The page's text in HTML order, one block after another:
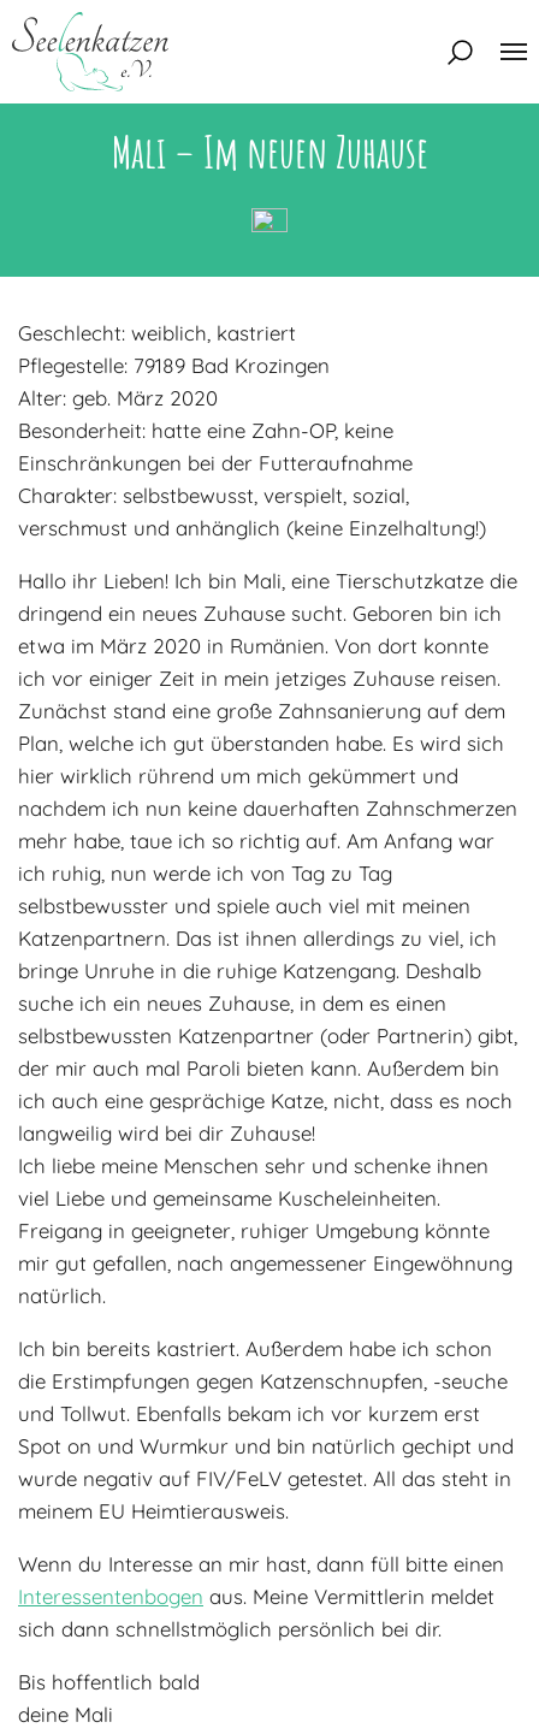
Mitglied werden
Eine Katze adoptieren
Interessentenbogen
Zuhause gesucht
Zuhause gefunden
Regenbogenbrücke
Adoptantenberichte
Infos rund um die Katze
Deine Hilfe
Kontakt
Interessentenbogen
Kontaktformular
FAQ
Blog
Mali – Im neuen Zuhause
Geschlecht: weiblich, kastriert
Pflegestelle: 79189 Bad Krozingen
Alter: geb. März 2020
Besonderheit: hatte eine Zahn-OP, keine
Einschränkungen bei der Futteraufnahme
Charakter: selbstbewusst, verspielt, sozial,
verschmust und anhänglich (keine Einzelhaltung!)
Hallo ihr Lieben! Ich bin Mali, eine Tierschutzkatze die
dringend ein neues Zuhause sucht. Geboren bin ich
etwa im März 2020 in Rumänien. Von dort konnte
ich vor einiger Zeit in mein jetziges Zuhause reisen.
Zunächst stand eine große Zahnsanierung auf dem
Plan, welche ich gut überstanden habe. Es wird sich
hier wirklich rührend um mich gekümmert und
nachdem ich nun keine dauerhaften Zahnschmerzen
mehr habe, taue ich so richtig auf. Am Anfang war
ich ruhig, nun werde ich von Tag zu Tag
selbstbewusster und spiele auch viel mit meinen
Katzenpartnern. Das ist ihnen allerdings zu viel, ich
bringe Unruhe in die ruhige Katzengang. Deshalb
suche ich ein neues Zuhause, in dem es einen
selbstbewussten Katzenpartner (oder Partnerin) gibt,
der mir auch mal Paroli bieten kann. Außerdem bin
ich auch eine gesprächige Katze, nicht, dass es noch
langweilig wird bei dir Zuhause!
Ich liebe meine Menschen sehr und schenke ihnen
viel Liebe und gemeinsame Kuscheleinheiten.
Freigang in geeigneter, ruhiger Umgebung könnte
mir gut gefallen, nach angemessener Eingewöhnung
natürlich.
Ich bin bereits kastriert. Außerdem habe ich schon
die Erstimpfungen gegen Katzenschnupfen, -seuche
und Tollwut. Ebenfalls bekam ich vor kurzem erst
Spot on und Wurmkur und bin natürlich gechipt und
wurde negativ auf FIV/FeLV getestet. All das steht in
meinem EU Heimtierausweis.
Wenn du Interesse an mir hast, dann füll bitte einen
Interessentenbogen aus. Meine Vermittlerin meldet
sich dann schnellstmöglich persönlich bei dir.
Bis hoffentlich bald
deine Mali